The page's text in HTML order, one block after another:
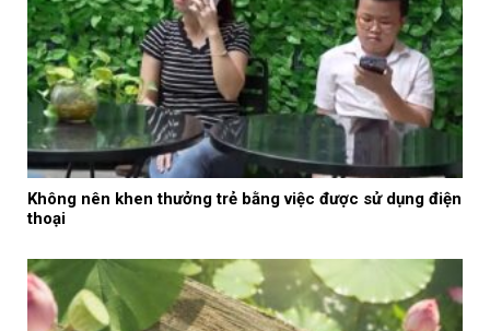
Không nên khen thưởng trẻ bằng việc được sử dụng điện
thoại